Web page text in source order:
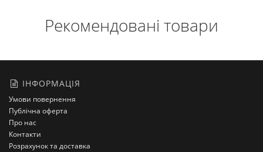
Рекомендовані товари
ІНФОРМАЦІЯ
Умови повернення
Публічна оферта
Про нас
Контакти
Розрахунок та доставка